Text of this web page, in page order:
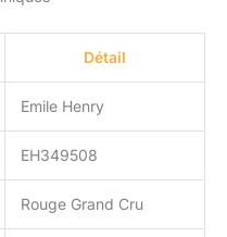
Détail
Emile Henry
EH349508
Rouge Grand Cru